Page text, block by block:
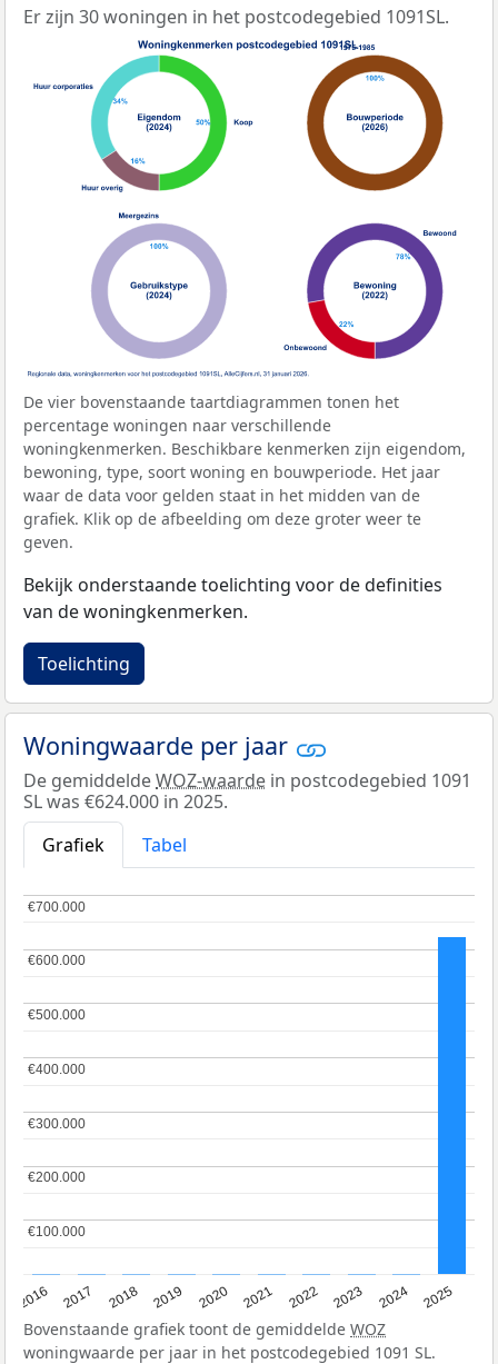
Er zijn 30 woningen in het postcodegebied 1091SL.
De vier bovenstaande taartdiagrammen tonen het
percentage woningen naar verschillende
woningkenmerken. Beschikbare kenmerken zijn eigendom,
bewoning, type, soort woning en bouwperiode. Het jaar
waar de data voor gelden staat in het midden van de
grafiek. Klik op de afbeelding om deze groter weer te
geven.
Bekijk onderstaande toelichting voor de definities
van de woningkenmerken.
Toelichting
Woningwaarde per jaar
De gemiddeldeWOZ-waarde in postcodegebied 1091
SL was €624.000 in 2025.
Grafiek
Tabel
2016 2017 2018 2019 2020 2021 2022 2023 2024 2025
€100.000
€100.000
€200.000
€200.000
€300.000
€300.000
€400.000
€400.000
€500.000
€500.000
€600.000
€600.000
€700.000
€700.000
Bovenstaande grafiek toont de gemiddelde WOZ
woningwaarde per jaar in het postcodegebied 1091 SL.